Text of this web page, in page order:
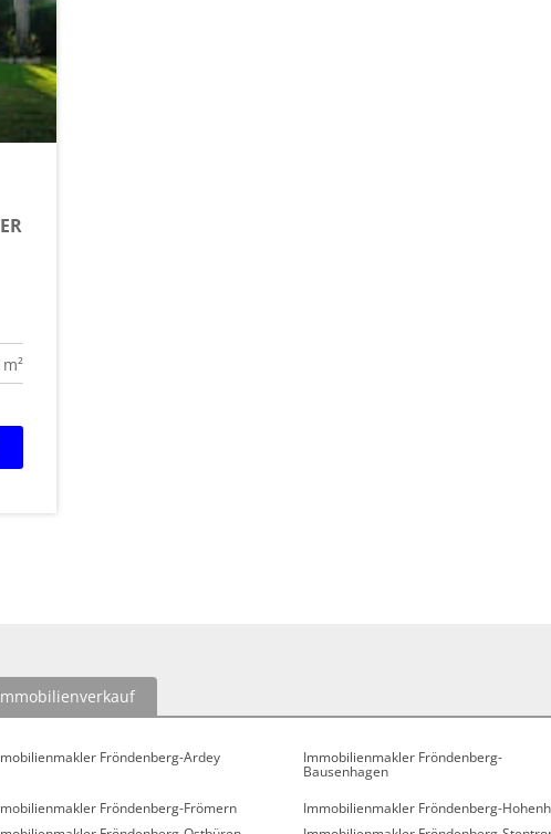
Fröndenberg-Ardey
Immobilienmakler Fröndenberg-
Bausenhagen
Fröndenberg-Frömern Immobilienmakler Fröndenberg-